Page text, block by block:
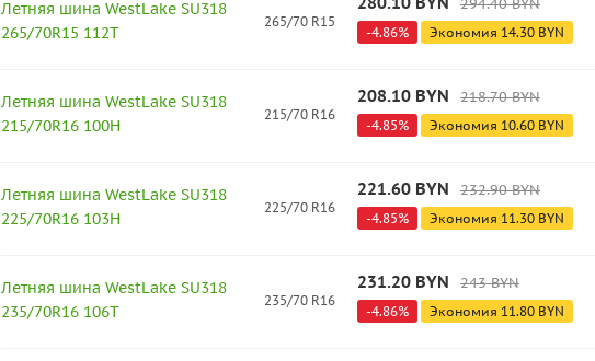
Летняя шина WestLake SU318
265/70R15 112T
265/70 R15
294.40BYN
-4.86% Экономия 14.30 BYN
Летняя шина WestLake SU318
215/70R16 100H
215/70 R16
208.10 BYN 218.70BYN
-4.85% Экономия 10.60 BYN
Летняя шина WestLake SU318
225/70R16 103H
225/70 R16
221.60 BYN 232.90BYN
-4.85% Экономия 11.30 BYN
Летняя шина WestLake SU318
235/70R16 106T
235/70 R16
231.20 BYN 243BYN
-4.86% Экономия 11.80 BYN